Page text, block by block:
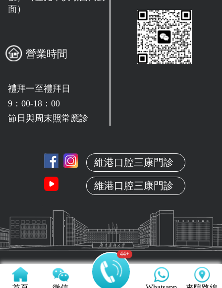
面）
營業時間
禮拜一至禮拜日
9：00-18：00
節日與周末照常應診
維港口腔三康門診
維港口腔三康門診
37+